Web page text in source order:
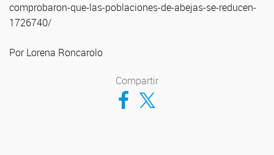
comprobaron-que-las-poblaciones-de-abejas-se-reducen-
1726740/
Por Lorena Roncarolo
Compartir
Compartir en Facebook
Compartir en Twitter